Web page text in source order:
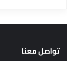
تواصل معنا